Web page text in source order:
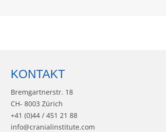
KONTAKT
Bremgartnerstr. 18
CH- 8003 Zürich
+41 (0)44 / 451 21 88
info@cranialinstitute.com